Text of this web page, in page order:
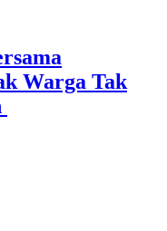
Warga Tak